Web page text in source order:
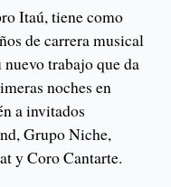
Itaú, tiene como
de carrera musical
trabajo que da
noches en
a invitados
Grupo Niche,
y Coro Cantarte.